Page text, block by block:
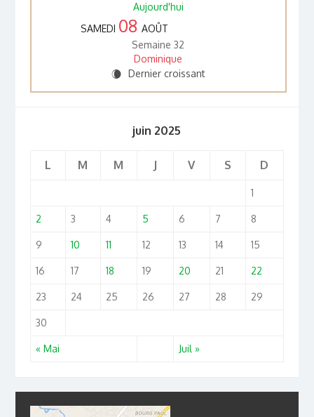
Aujourd'hui
SAMEDI 08 AOÛT
Semaine 32
Dominique
W Dernier croissant
juin 2025
L M M J V S D
« Mai Juil »
1
2 3 4 5 6 7 8
9 10 11 12 13 14 15
16 17 18 19 20 21 22
23 24 25 26 27 28 29
30